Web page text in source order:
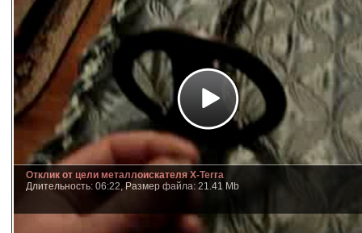
Отклик от цели металлоискателя X-Terra
Длительность: 06:22, Размер файла: 21.41 Mb